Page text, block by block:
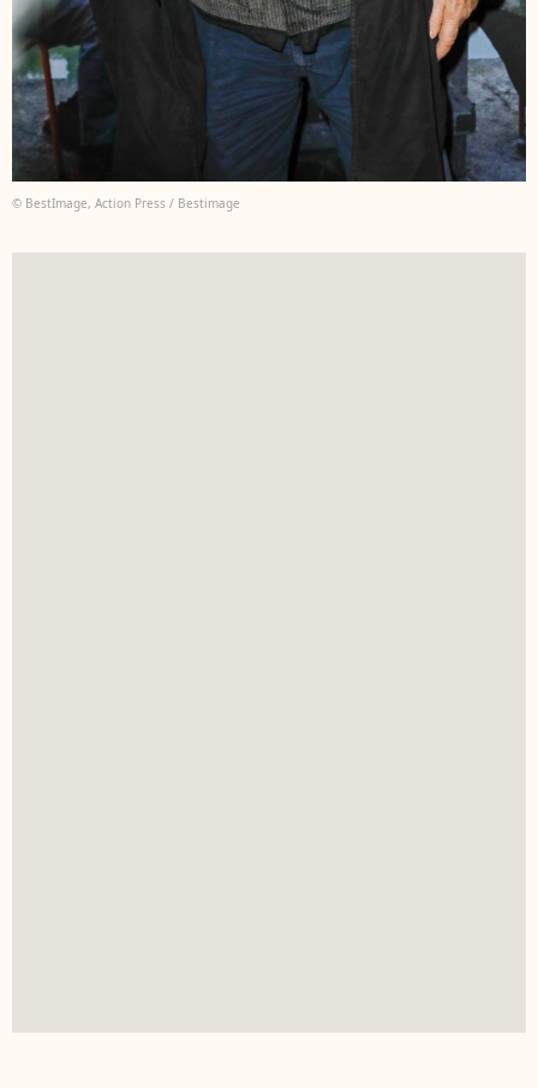
© BestImage, Action Press / Bestimage